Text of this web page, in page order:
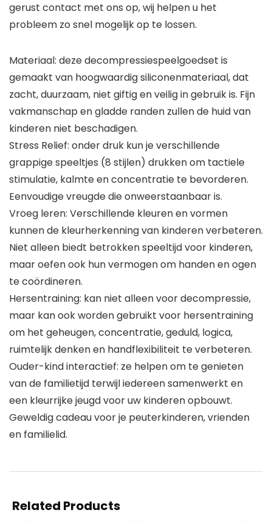
gerust contact met ons op, wij helpen u het
probleem zo snel mogelijk op te lossen.
Materiaal: deze decompressiespeelgoedset is
gemaakt van hoogwaardig siliconenmateriaal, dat
zacht, duurzaam, niet giftig en veilig in gebruik is. Fijn
vakmanschap en gladde randen zullen de huid van
kinderen niet beschadigen.
Stress Relief: onder druk kun je verschillende
grappige speeltjes (8 stijlen) drukken om tactiele
stimulatie, kalmte en concentratie te bevorderen.
Eenvoudige vreugde die onweerstaanbaar is.
Vroeg leren: Verschillende kleuren en vormen
kunnen de kleurherkenning van kinderen verbeteren.
Niet alleen biedt betrokken speeltijd voor kinderen,
maar oefen ook hun vermogen om handen en ogen
te coördineren.
Hersentraining: kan niet alleen voor decompressie,
maar kan ook worden gebruikt voor hersentraining
om het geheugen, concentratie, geduld, logica,
ruimtelijk denken en handflexibiliteit te verbeteren.
Ouder-kind interactief: ze helpen om te genieten
van de familietijd terwijl iedereen samenwerkt en
een kleurrijke jeugd voor uw kinderen opbouwt.
Geweldig cadeau voor je peuterkinderen, vrienden
en familielid.
Related Products